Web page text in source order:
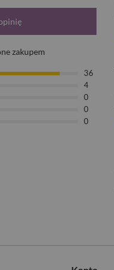
zakupem
36
4
0
0
0